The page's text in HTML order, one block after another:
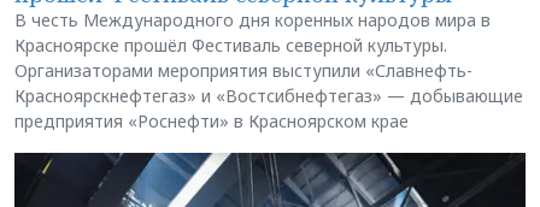
В честь Международного дня коренных народов мира в
Красноярске прошёл Фестиваль северной культуры.
Организаторами мероприятия выступили «Славнефть-
Красноярскнефтегаз» и «Востсибнефтегаз» — добывающие
предприятия «Роснефти» в Красноярском крае